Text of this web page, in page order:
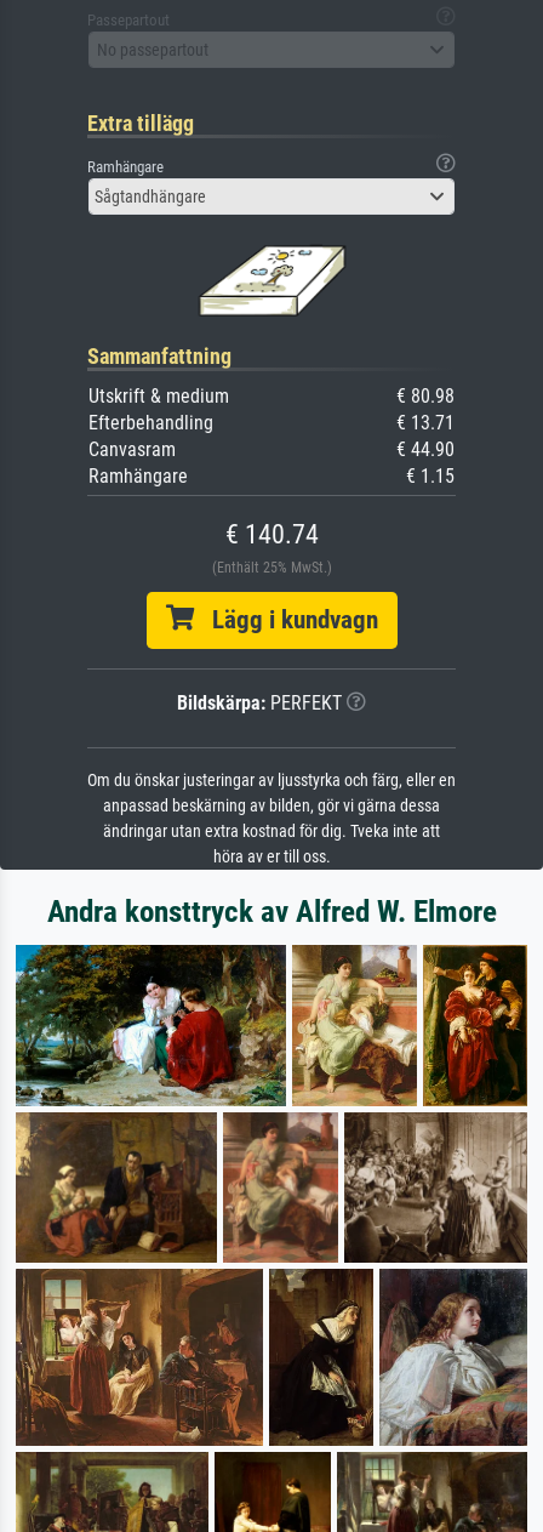
Passepartout
No passepartout
Extra tillägg
Ramhängare
Sågtandhängare
Sammanfattning
Utskrift & medium
€ 80.98
Efterbehandling
€ 13.71
Canvasram
€ 44.90
Ramhängare
€ 1.15
€ 140.74
(Enthält 25% MwSt.)
Lägg i kundvagn
Bildskärpa: PERFEKT
Om du önskar justeringar av ljusstyrka och färg, eller en
anpassad beskärning av bilden, gör vi gärna dessa
ändringar utan extra kostnad för dig. Tveka inte att
höra av er till oss.
Andra konsttryck av Alfred W. Elmore